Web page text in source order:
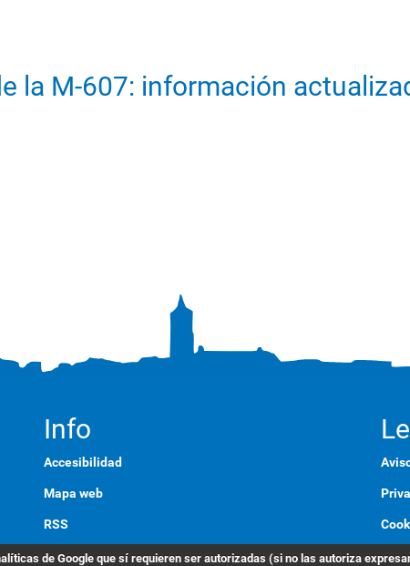
la M-607: información
Info
Accesibilidad
Mapa web
RSS
English
de Google que sí requieren ser autorizadas (si no las autoriza